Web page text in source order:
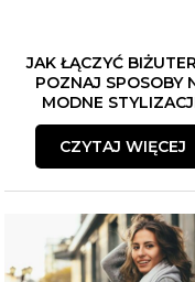
JAK ŁĄCZYĆ
POZNAJ SPOSOBY
MODNE
CZYTAJ WIĘCEJ